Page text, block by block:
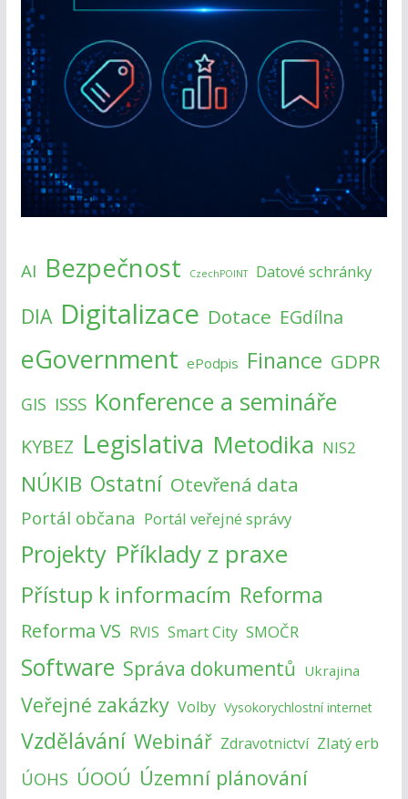
AI Bezpečnost CzechPOINT Datové schránky
DIA Digitalizace Dotace EGdílna
eGovernment ePodpis Finance GDPR
GIS ISSS Konference a semináře
KYBEZ Legislativa Metodika NIS2
NÚKIB Ostatní Otevřená data
Portál občana Portál veřejné správy
Projekty Příklady z praxe
Přístup k informacím Reforma
Reforma VS RVIS Smart City SMOČR
Software Správa dokumentů Ukrajina
Veřejné zakázky Volby Vysokorychlostní internet
Vzdělávání Webinář Zdravotnictví Zlatý erb
ÚOHS ÚOOÚ Územní plánování